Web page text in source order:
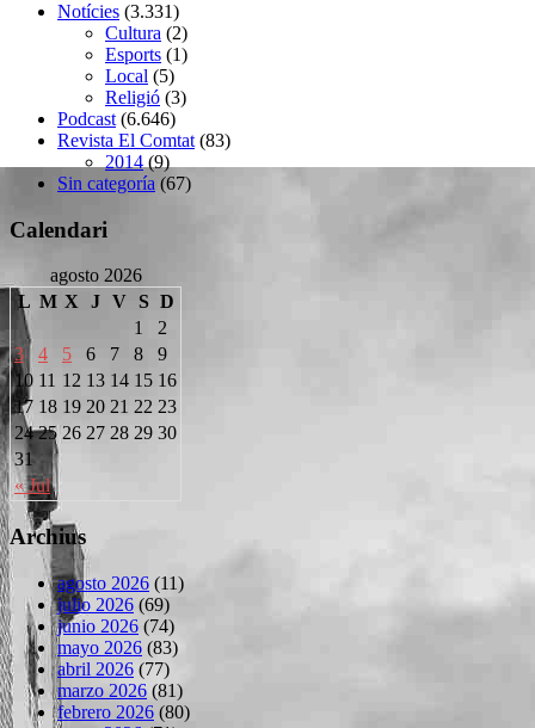
Notícies (3.331)
Cultura (2)
Esports (1)
Local (5)
Religió (3)
Podcast (6.646)
Revista El Comtat (83)
2014 (9)
Sin categoría (67)
Calendari
agosto 2026
L M X J V S D
« Jul
1
2
3
4 5 6 7 8
9
10 11 12 13 14 15 16
17 18 19 20 21 22 23
24 25 26 27 28 29 30
31
Archius
agosto 2026 (11)
julio 2026 (69)
junio 2026 (74)
mayo 2026 (83)
abril 2026 (77)
marzo 2026 (81)
febrero 2026 (80)